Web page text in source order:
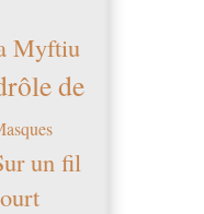
Myftiu
de
un fil